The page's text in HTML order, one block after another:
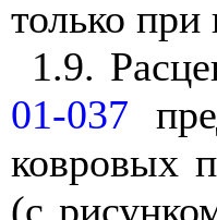
только при
1.9.
01-037
ковровых
(с